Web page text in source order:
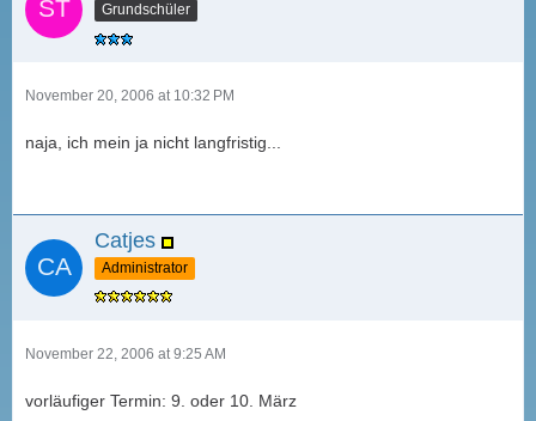
Grundschüler
November 20, 2006 at 10:32 PM
naja, ich mein ja nicht langfristig...
Catjes
Administrator
November 22, 2006 at 9:25 AM
vorläufiger Termin: 9. oder 10. März